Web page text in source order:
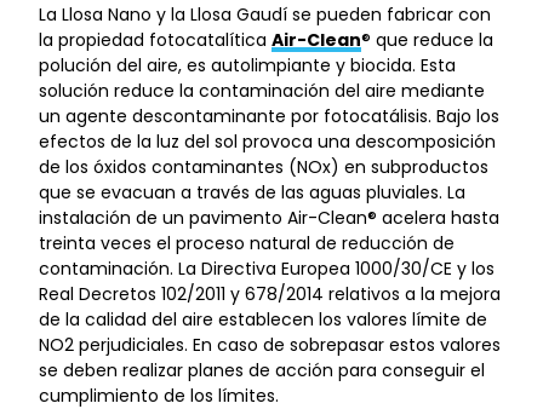
La Llosa Nano y la Llosa Gaudí se pueden fabricar con
la propiedad fotocatalítica Air-Clean® que reduce la
polución del aire, es autolimpiante y biocida. Esta
solución reduce la contaminación del aire mediante
un agente descontaminante por fotocatálisis. Bajo los
efectos de la luz del sol provoca una descomposición
de los óxidos contaminantes (NOx) en subproductos
que se evacuan a través de las aguas pluviales. La
instalación de un pavimento Air-Clean® acelera hasta
treinta veces el proceso natural de reducción de
contaminación. La Directiva Europea 1000/30/CE y los
Real Decretos 102/2011 y 678/2014 relativos a la mejora
de la calidad del aire establecen los valores límite de
NO2 perjudiciales. En caso de sobrepasar estos valores
se deben realizar planes de acción para conseguir el
cumplimiento de los límites.